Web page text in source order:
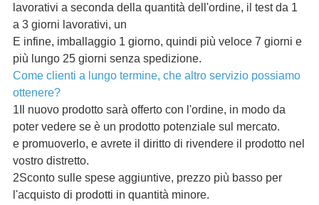
lavorativi a seconda della quantità dell'ordine, il test da 1
a 3 giorni lavorativi, un
E infine, imballaggio 1 giorno, quindi più veloce 7 giorni e
più lungo 25 giorni senza spedizione.
Come clienti a lungo termine, che altro servizio possiamo
ottenere?
1Il nuovo prodotto sarà offerto con l'ordine, in modo da
poter vedere se è un prodotto potenziale sul mercato.
e promuoverlo, e avrete il diritto di rivendere il prodotto nel
vostro distretto.
2Sconto sulle spese aggiuntive, prezzo più basso per
l'acquisto di prodotti in quantità minore.